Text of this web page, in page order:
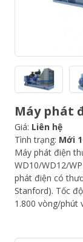
Máy phát
Giá: Liên hệ
Tình trạng: Mới
Máy phát điện
WD10/WD12/
phát điện có
Stanford). Tốc
1.800 vòng/phút